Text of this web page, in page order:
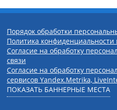
Порядок обработки
Политика
Согласие на обработку
связи
Согласие на обработку
сервисов Yandex.Metrika,
ПОКАЗАТЬ БАННЕРНЫЕ МЕСТА